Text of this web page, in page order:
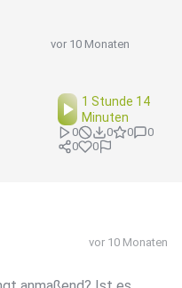
vor 10 Monaten
1 Stunde 14
Minuten
0 0 0
0
0
0
vor 10 Monaten